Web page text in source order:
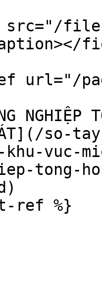
files/
url="/
NGHIỆP
so-
khu-vuc-
tong-